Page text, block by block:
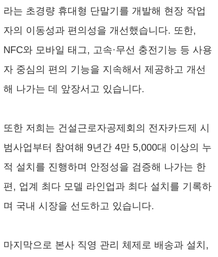
라는 초경량 휴대형 단말기를 개발해 현장 작업
자의 이동성과 편의성을 개선했습니다. 또한,
NFC와 모바일 태그, 고속·무선 충전기능 등 사용
자 중심의 편의 기능을 지속해서 제공하고 개선
해 나가는 데 앞장서고 있습니다.
또한 저희는 건설근로자공제회의 전자카드제 시
범사업부터 참여해 9년간 4만 5,000대 이상의 누
적 설치를 진행하며 안정성을 검증해 나가는 한
편, 업계 최다 모델 라인업과 최다 설치를 기록하
며 국내 시장을 선도하고 있습니다.
마지막으로 본사 직영 관리 체제로 배송과 설치,